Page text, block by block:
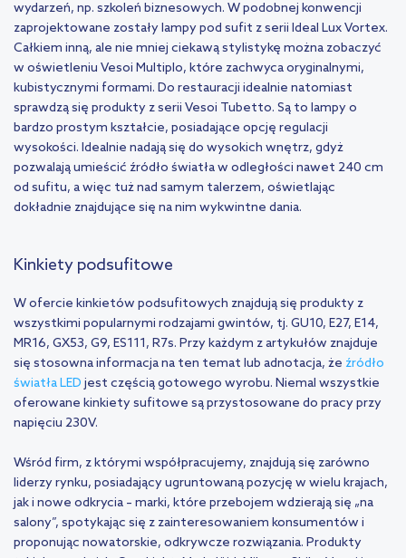
wydarzeń, np. szkoleń biznesowych. W podobnej konwencji
zaprojektowane zostały lampy pod sufit z serii Ideal Lux Vortex.
Całkiem inną, ale nie mniej ciekawą stylistykę można zobaczyć
w oświetleniu Vesoi Multiplo, które zachwyca oryginalnymi,
kubistycznymi formami. Do restauracji idealnie natomiast
sprawdzą się produkty z serii Vesoi Tubetto. Są to lampy o
bardzo prostym kształcie, posiadające opcję regulacji
wysokości. Idealnie nadają się do wysokich wnętrz, gdyż
pozwalają umieścić źródło światła w odległości nawet 240 cm
od sufitu, a więc tuż nad samym talerzem, oświetlając
dokładnie znajdujące się na nim wykwintne dania.
Kinkiety podsufitowe
W ofercie kinkietów podsufitowych znajdują się produkty z
wszystkimi popularnymi rodzajami gwintów, tj. GU10, E27, E14,
MR16, GX53, G9, ES111, R7s. Przy każdym z artykułów znajduje
się stosowna informacja na ten temat lub adnotacja, że źródło
światła LED jest częścią gotowego wyrobu. Niemal wszystkie
oferowane kinkiety sufitowe są przystosowane do pracy przy
napięciu 230V.
Wśród firm, z którymi współpracujemy, znajdują się zarówno
liderzy rynku, posiadający ugruntowaną pozycję w wielu krajach,
jak i nowe odkrycia – marki, które przebojem wdzierają się „na
salony”, spotykając się z zainteresowaniem konsumentów i
proponując nowatorskie, odkrywcze rozwiązania. Produkty